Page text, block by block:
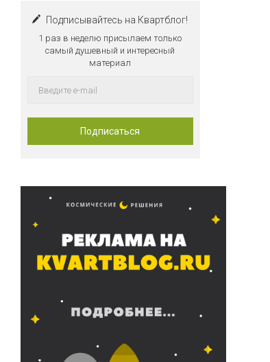
Подписывайтесь на Квартблог!
1 раз в неделю присылаем только
самый душевный и интересный
материал